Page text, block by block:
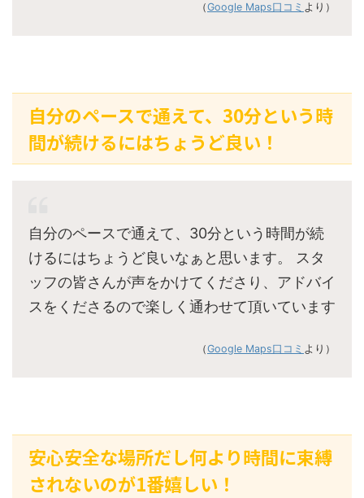
（Google Maps口コミ より）
自分のペースで通えて、30分という時
間が続けるにはちょうど良い！
自分のペースで通えて、30分という時間が続
けるにはちょうど良いなぁと思います。 スタ
ッフの皆さんが声をかけてくださり、アドバイ
スをくださるので楽しく通わせて頂いています
（Google Maps口コミ より）
安心安全な場所だし何より時間に束縛
されないのが1番嬉しい！